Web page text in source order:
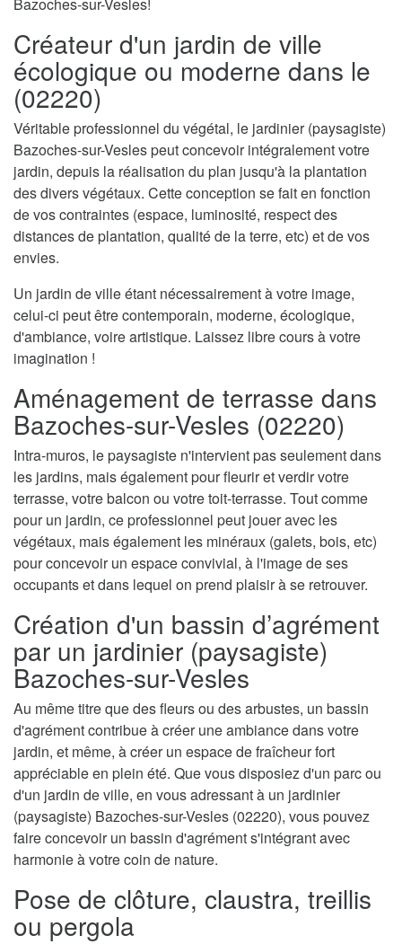
Créateur d'un jardin de ville
écologique ou moderne dans le
(02220)
Véritable professionnel du végétal, le jardinier (paysagiste)
Bazoches-sur-Vesles peut concevoir intégralement votre
jardin, depuis la réalisation du plan jusqu'à la plantation
des divers végétaux. Cette conception se fait en fonction
de vos contraintes (espace, luminosité, respect des
distances de plantation, qualité de la terre, etc) et de vos
envies.
Un jardin de ville étant nécessairement à votre image,
celui-ci peut être contemporain, moderne, écologique,
d'ambiance, voire artistique. Laissez libre cours à votre
imagination !
Aménagement de terrasse dans
Bazoches-sur-Vesles (02220)
Intra-muros, le paysagiste n'intervient pas seulement dans
les jardins, mais également pour fleurir et verdir votre
terrasse, votre balcon ou votre toit-terrasse. Tout comme
pour un jardin, ce professionnel peut jouer avec les
végétaux, mais également les minéraux (galets, bois, etc)
pour concevoir un espace convivial, à l'image de ses
occupants et dans lequel on prend plaisir à se retrouver.
Création d'un bassin d’agrément
par un jardinier (paysagiste)
Bazoches-sur-Vesles
Au même titre que des fleurs ou des arbustes, un bassin
d'agrément contribue à créer une ambiance dans votre
jardin, et même, à créer un espace de fraîcheur fort
appréciable en plein été. Que vous disposiez d'un parc ou
d'un jardin de ville, en vous adressant à un jardinier
(paysagiste) Bazoches-sur-Vesles (02220), vous pouvez
faire concevoir un bassin d'agrément s'intégrant avec
harmonie à votre coin de nature.
Pose de clôture, claustra, treillis
ou pergola